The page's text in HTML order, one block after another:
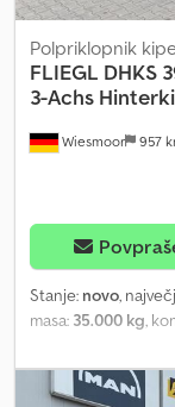
Wiesmoor 957
Polpriklopnik
FLIEGL DHKS
3-Achs Hinterki
Stanje: novo,
masa: 35.000 kg ,
nakladalnega
prostora:
25 m³,